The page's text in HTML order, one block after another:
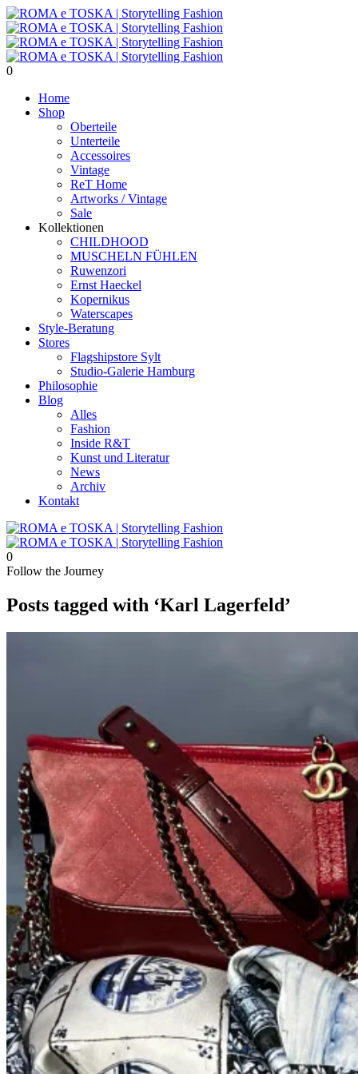
0
Home
Shop
Oberteile
Unterteile
Accessoires
Vintage
ReT Home
Artworks / Vintage
Sale
Kollektionen
CHILDHOOD
MUSCHELN FÜHLEN
Ruwenzori
Ernst Haeckel
Kopernikus
Waterscapes
Style-Beratung
Stores
Flagshipstore Sylt
Studio-Galerie Hamburg
Philosophie
Blog
Alles
Fashion
Inside R&T
Kunst und Literatur
News
Archiv
Kontakt
0
Follow the Journey
Posts tagged with ‘Karl Lagerfeld’